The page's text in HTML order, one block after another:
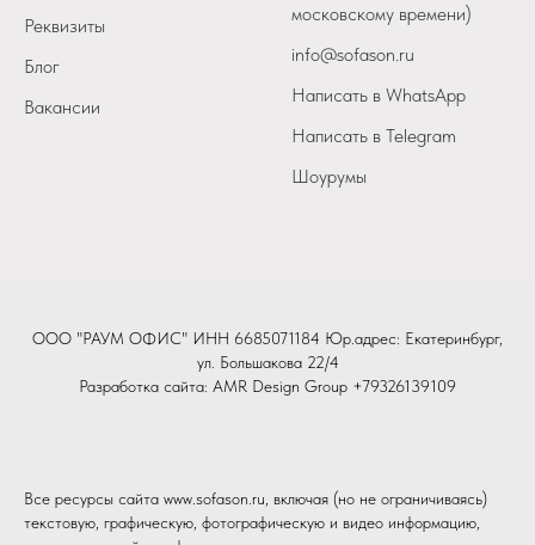
Реквизиты
Блог
Вакансии
московскому времени)
info@sofason.ru
Написать в WhatsApp
Написать в Telegram
Шоурумы
ООО "РАУМ ОФИС" ИНН 6685071184 Юр.адрес: Екатеринбург,
ул. Большакова 22/4
Разработка сайта: AMR Design Group +79326139109
Все ресурсы сайта www.sofason.ru, включая (но не ограничиваясь)
текстовую, графическую, фотографическую и видео информацию,